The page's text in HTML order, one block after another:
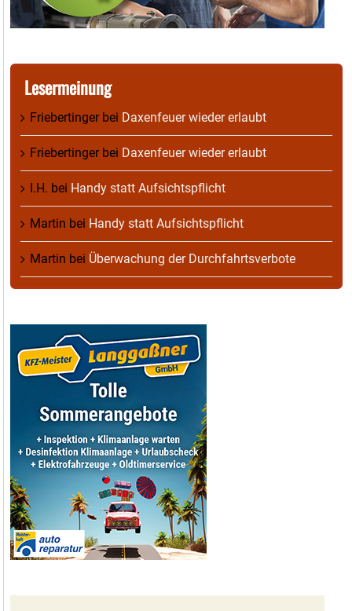
Lesermeinung
Friebertingerbei Daxenfeuer wieder erlaubt
Friebertingerbei Daxenfeuer wieder erlaubt
I.H. bei Handy statt Aufsichtspflicht
Martin bei Handy statt Aufsichtspflicht
Martin bei Überwachung der Durchfahrtsverbote